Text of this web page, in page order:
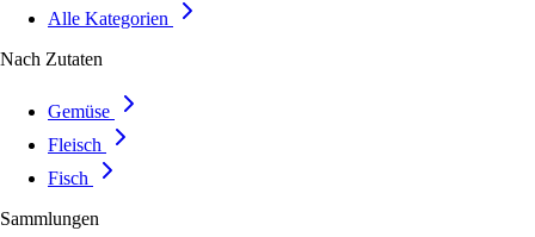
Alle Kategorien
Nach Zutaten
Gemüse
Fleisch
Fisch
Sammlungen